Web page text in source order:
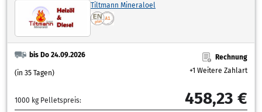
Tiltmann Mineraloel
bis Do 24.09.2026
(in 35 Tagen)
Rechnung
+1 Weitere Zahlart
1000 kg Pelletspreis: 458,23 €